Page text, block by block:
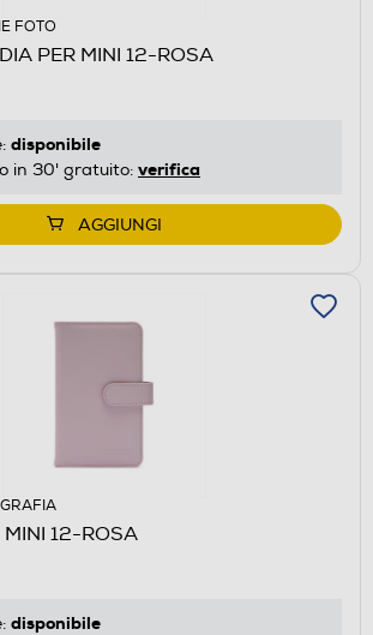
FOTO
PER MINI 12-ROSA
disponibile
in 30' gratuito: verifica
AGGIUNGI
12-ROSA
disponibile